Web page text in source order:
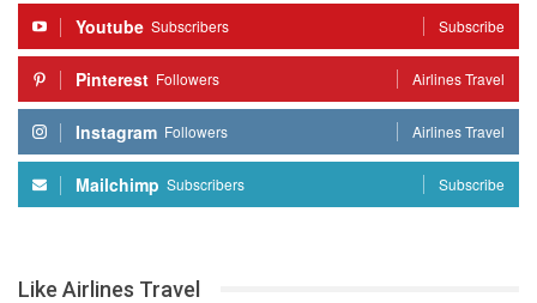
Youtube Subscribers Subscribe
Pinterest Followers Airlines Travel
Instagram Followers Airlines Travel
Mailchimp Subscribers Subscribe
Like Airlines Travel